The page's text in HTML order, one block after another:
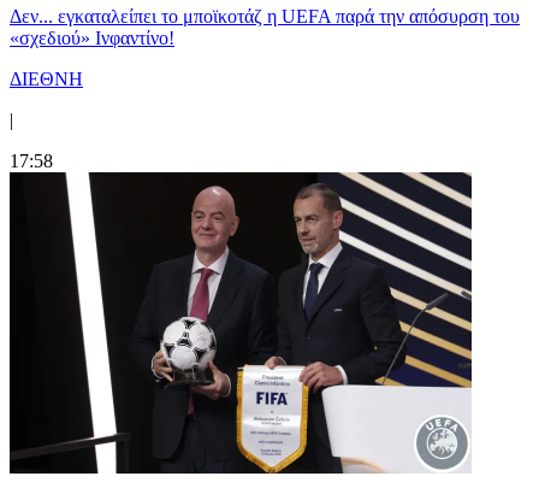
Δεν... εγκαταλείπει το μποϊκοτάζ η UEFA παρά την απόσυρση του
«σχεδιού» Ινφαντίνο!
ΔΙΕΘΝΗ
|
17:58